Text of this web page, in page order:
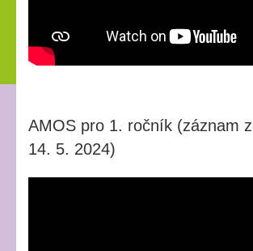
AMOS pro 1. ročník (záznam
14. 5. 2024)